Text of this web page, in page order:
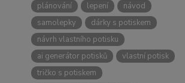
plánování
lepení
návod
samolepky
dárky s potiskem
návrh vlastního potisku
ai generátor potisků
vlastní potisk
tričko s potiskem